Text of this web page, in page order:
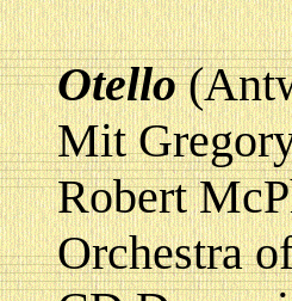
Otello
Mit
Robert
Orchestra